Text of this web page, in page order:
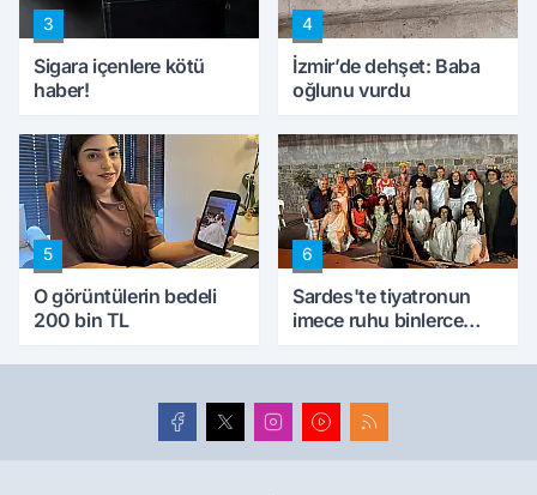
3
Sigara içenlere kötü
haber!
4
İzmir’de dehşet: Baba
oğlunu vurdu
5
O görüntülerin bedeli
200 bin TL
6
Sardes'te tiyatronun
imece ruhu binlerce